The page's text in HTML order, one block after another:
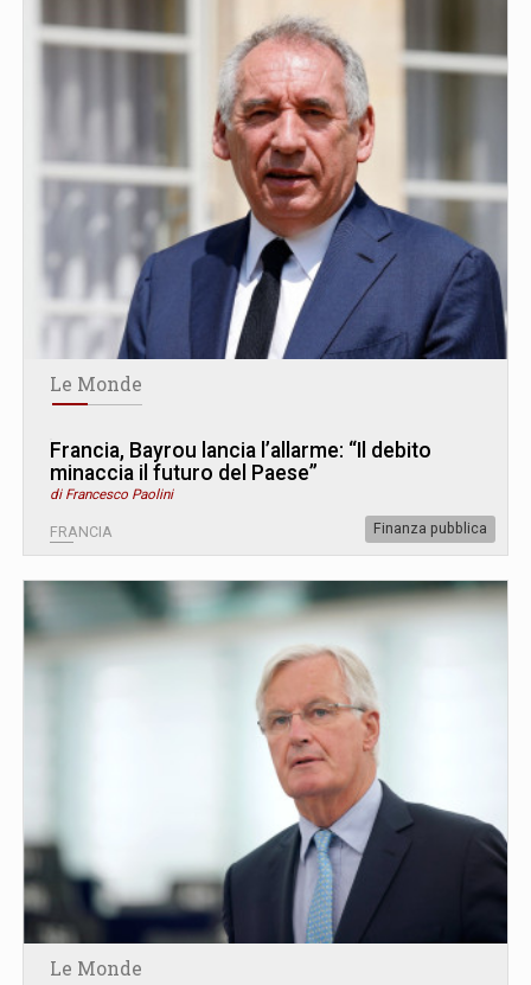
Le Monde
Francia, Bayrou lancia l’allarme: “Il debito
minaccia il futuro del Paese”
di Francesco Paolini
FRANCIA Finanza pubblica
Le Monde